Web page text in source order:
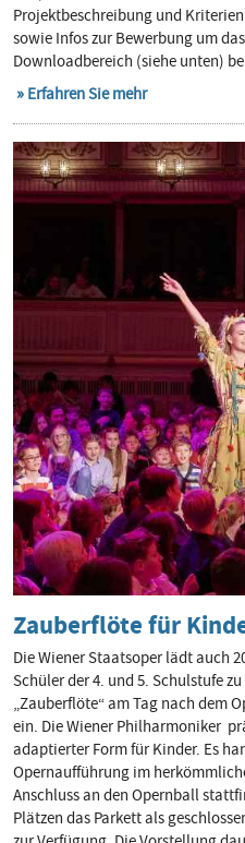
Projektbeschreibung und
sowie Infos zur Bewerbung um
Downloadbereich (siehe unten)
Erfahren Sie mehr
Zauberflöte für
Die Wiener Staatsoper lädt auch
Schüler der 4. und 5. Schulstufe
„Zauberflöte“ am Tag nach dem
ein. Die Wiener Philharmoniker
adaptierter Form für Kinder. Es
Opernaufführung im
Anschluss an den Opernball
Plätzen das Parkett als